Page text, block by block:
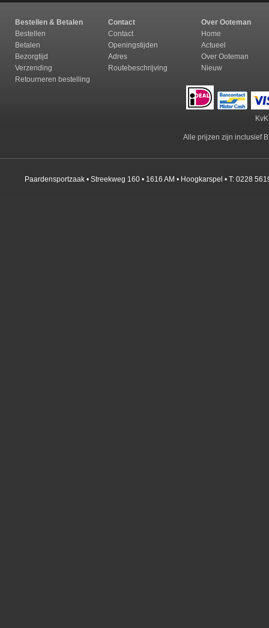
Bestellen & Betalen Contact
Over Ooteman
Bestellen
Contact
Home
Betalen
Openingstijden
Actueel
Bezorgtijd
Adres
Over Ooteman
Verzending
Routebeschrijving
Nieuw
Retourneren bestelling
Alle prijzen zijn inclusief
Paardensportzaak • Streekweg 160 • 1616 AM • Hoogkarspel • T: 0228